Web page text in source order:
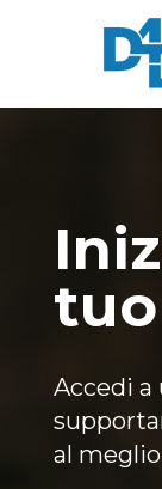
Accedi a
al